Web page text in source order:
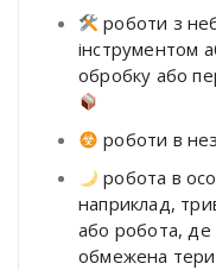
роботи з
інструментом
обробку або
роботи в
робота в
наприклад,
або робота,
обмежена